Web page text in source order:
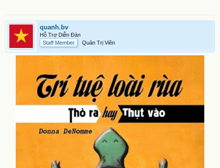
quanh.bv
Hỗ Trợ Diễn Đàn
Staff Member
Quản Trị Viên